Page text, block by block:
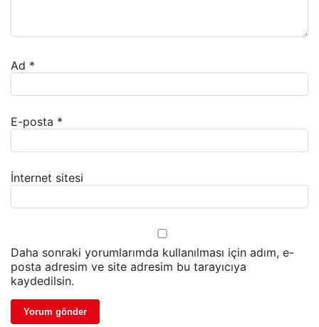
Ad *
E-posta *
İnternet sitesi
Daha sonraki yorumlarımda kullanılması için adım, e-
posta adresim ve site adresim bu tarayıcıya
kaydedilsin.